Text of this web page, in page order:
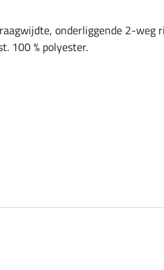
onderliggende 2-weg
100 % polyester.